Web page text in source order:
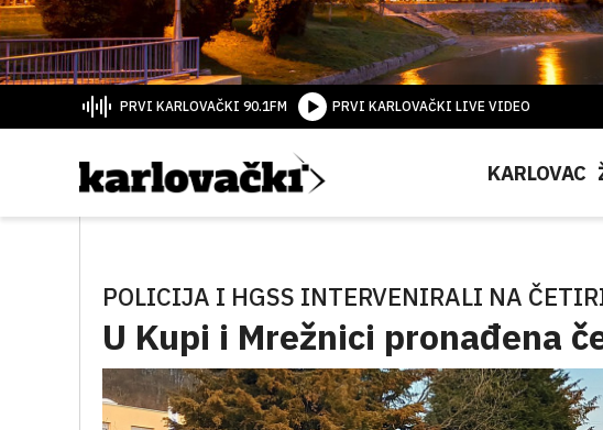
PRVI KARLOVAČKI 90.1FM PRVI KARLOVAČKI LIVE VIDEO
KARLOVAC
POLICIJA I HGSS INTERVENIRALI NA
U Kupi i Mrežnici pronađena